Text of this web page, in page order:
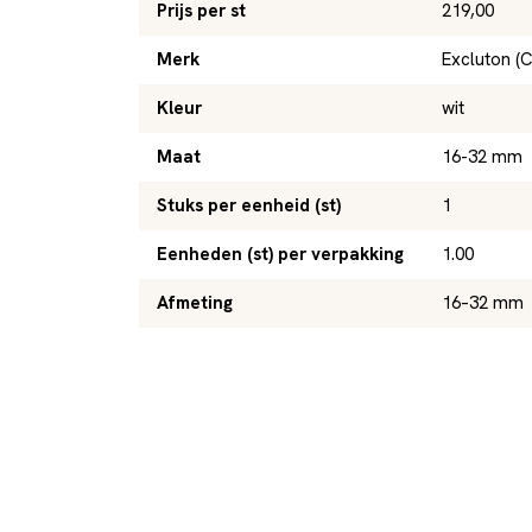
Prijs per st 219,00
Merk Excluton
Kleur wit
Maat 16-32 mm
Stuks per eenheid (st) 1
Eenheden (st) per verpakking 1.00
Afmeting 16–32 mm